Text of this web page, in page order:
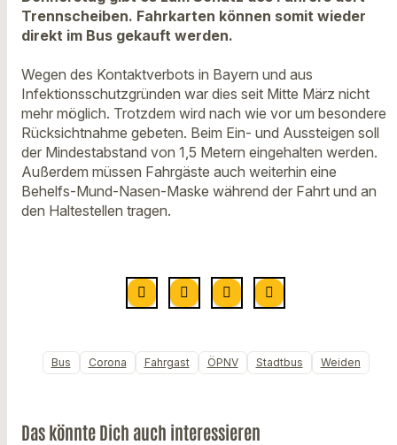
Trennscheiben. Fahrkarten können somit wieder
direkt im Bus gekauft werden.
Wegen des Kontaktverbots in Bayern und aus
Infektionsschutzgründen war dies seit Mitte März nicht
mehr möglich. Trotzdem wird nach wie vor um besondere
Rücksichtnahme gebeten. Beim Ein- und Aussteigen soll
der Mindestabstand von 1,5 Metern eingehalten werden.
Außerdem müssen Fahrgäste auch weiterhin eine
Behelfs-Mund-Nasen-Maske während der Fahrt und an
den Haltestellen tragen.
Bus Corona Fahrgast ÖPNV Stadtbus Weiden
Das könnte Dich auch interessieren